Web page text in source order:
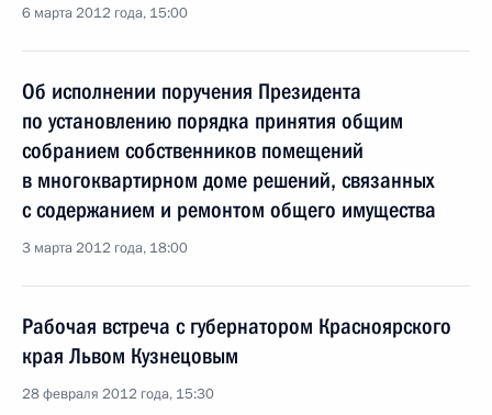
6 марта 2012 года, 15:00
Об исполнении поручения Президента
по установлению порядка принятия общим
собранием собственников помещений
в многоквартирном доме решений, связанных
с содержанием и ремонтом общего имущества
3 марта 2012 года, 18:00
Рабочая встреча с губернатором Красноярского
края Львом Кузнецовым
28 февраля 2012 года, 15:30